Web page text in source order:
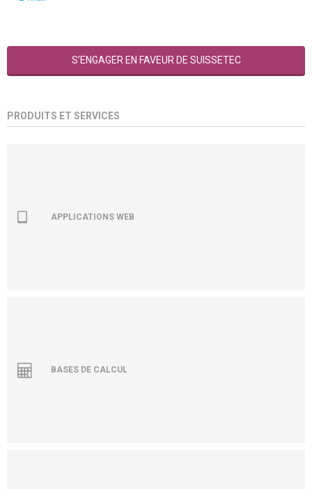
S’ENGAGER EN FAVEUR DE SUISSETEC
PRODUITS ET SERVICES
APPLICATIONS WEB
BASES DE CALCUL